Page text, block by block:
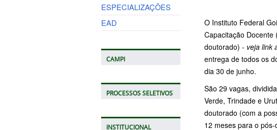
ESPECIALIZAÇÕES
EAD
CAMPI
PROCESSOS SELETIVOS
INSTITUCIONAL
O Instituto Federal
Capacitação
doutorado) - veja link
entrega de todos os
dia 30 de junho.
São 29 vagas,
Verde, Trindade e
doutorado (com a
12 meses para o